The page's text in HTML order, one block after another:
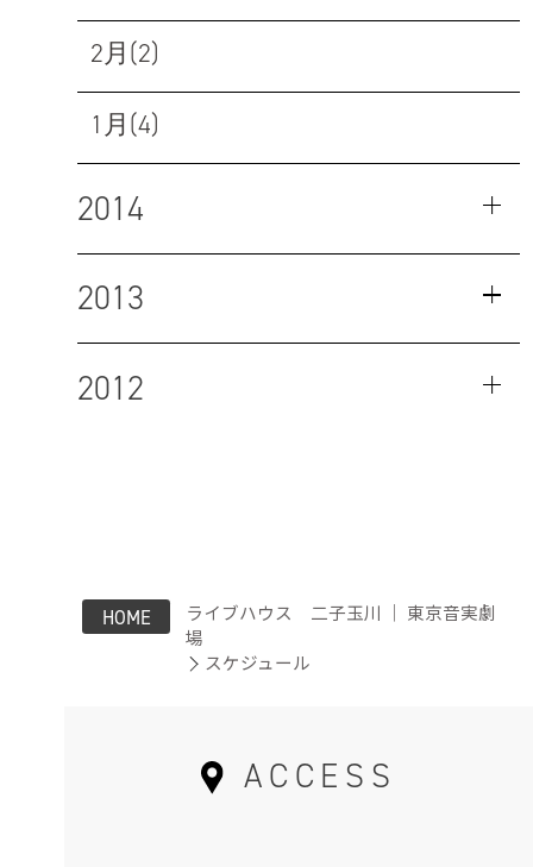
2月(2)
1月(4)
2014
2013
2012
HOME
ライブハウス 二子玉川 ｜ 東京音実劇
場
スケジュール
ACCESS